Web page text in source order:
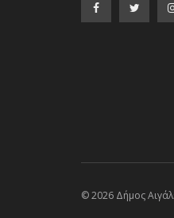
© 2026 Δήμος